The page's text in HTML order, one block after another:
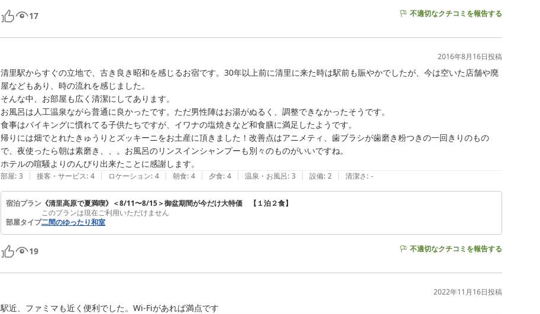
17 不適切なクチコミを報告する
2016年8月16日投稿
清里駅からすぐの立地で、古き良き昭和を感じるお宿です。30年以上前に清里に来た時は駅前も賑やかでしたが、今は空いた店舗や廃
屋などもあり、時の流れを感じました。
そんな中、お部屋も広く清潔にしてあります。
お風呂は人工温泉ながら普通に良かったです。ただ男性陣はお湯がぬるく、調整できなかったそうです。
食事はバイキングに慣れてる子供たちですが、イワナの塩焼きなど和食膳に満足したようです。
帰りには畑でとれたきゅうりとズッキーニをお土産に頂きました！改善点はアニメティ、歯ブラシが歯磨き粉つきの一回きりのもの
で、夜使ったら朝は素磨き、、。お風呂のリンスインシャンプーも別々のものがいいですね。
ホテルの喧騒よりのんびり出来たことに感謝します。
部屋: 3 | 接客・サービス: 4 | ロケーション: 4 | 朝食: 4 | 夕食: 4 | 温泉・お風呂: 3 | 設備: 2 | 清潔さ: -
宿泊プラン 《清里高原で夏満喫》＜8/11〜8/15＞御盆期間が今だけ大特価 【１泊２食】
このプランは現在ご利用いただけません
部屋タイプ二間のゆったり和室
19 不適切なクチコミを報告する
2022年11月16日投稿
駅近、ファミマも近く便利でした。Wi-Fiがあれば満点です